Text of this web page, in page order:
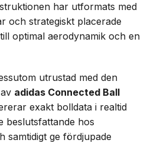
har utformats med
och strategiskt placerade
optimal aerodynamik och en
utrustad med den
adidas Connected Ball
exakt bolldata i realtid
beslutsfattande hos
samtidigt ge fördjupade